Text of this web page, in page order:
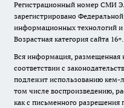
Регистрационный номер СМИ
зарегистрировано
информационных технологий
Возрастная категория сайта 16+.
Вся информация, размещенная
соответствии с
подлежит использованию кем-
том числе воспроизведению,
как с письменного разрешения